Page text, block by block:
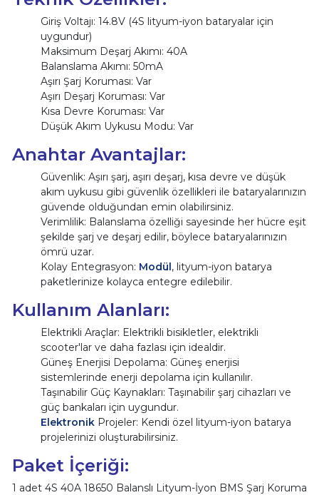
Giriş Voltajı: 14.8V (4S lityum-iyon bataryalar için
uygundur)
Maksimum Deşarj Akımı: 40A
Balanslama Akımı: 50mA
Aşırı Şarj Koruması: Var
Aşırı Deşarj Koruması: Var
Kısa Devre Koruması: Var
Düşük Akım Uykusu Modu: Var
Anahtar Avantajlar:
Güvenlik: Aşırı şarj, aşırı deşarj, kısa devre ve düşük
akım uykusu gibi güvenlik özellikleri ile bataryalarınızın
güvende olduğundan emin olabilirsiniz.
Verimlilik: Balanslama özelliği sayesinde her hücre eşit
şekilde şarj ve deşarj edilir, böylece bataryalarınızın
ömrü uzar.
Kolay Entegrasyon: Modül, lityum-iyon batarya
paketlerinize kolayca entegre edilebilir.
Kullanım Alanları:
Elektrikli Araçlar: Elektrikli bisikletler, elektrikli
scooter'lar ve daha fazlası için idealdir.
Güneş Enerjisi Depolama: Güneş enerjisi
sistemlerinde enerji depolama için kullanılır.
Taşınabilir Güç Kaynakları: Taşınabilir şarj cihazları ve
güç bankaları için uygundur.
Elektronik Projeler: Kendi özel lityum-iyon batarya
projelerinizi oluşturabilirsiniz.
Paket İçeriği:
1 adet 4S 40A 18650 Balanslı Lityum-İyon BMS Şarj Koruma